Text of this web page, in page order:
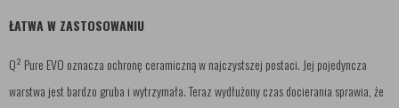
ŁATWA W ZASTOSOWANIU
Q² Pure EVO oznacza ochronę ceramiczną w najczystszej postaci. Jej pojedyncza
warstwa jest bardzo gruba i wytrzymała. Teraz wydłużony czas docierania sprawia, że ​​